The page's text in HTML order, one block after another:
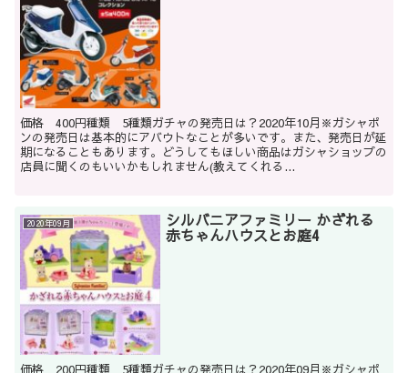
価格 400円種類 5種類ガチャの発売日は？2020年10月※ガシャポ
ンの発売日は基本的にアバウトなことが多いです。また、発売日が延
期になることもあります。どうしてもほしい商品はガシャショップの
店員に聞くのもいいかもしれません(教えてくれる...
2020年09月 シルバニアファミリー かざれる
赤ちゃんハウスとお庭4
価格 200円種類 5種類ガチャの発売日は？2020年09月※ガシャポ